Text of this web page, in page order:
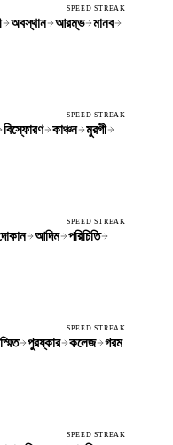
SPEED STREAK
অবস্থান আরম্ভ
মানব
SPEED STREAK
বিস্ফোরণ কাঞ্চন
মুরগী
SPEED STREAK
আদিম
পরিচিতি
SPEED STREAK
পুরষ্কার কলেজ
গরম
SPEED STREAK